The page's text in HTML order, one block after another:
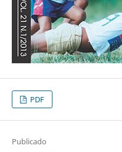
PDF
Publicado